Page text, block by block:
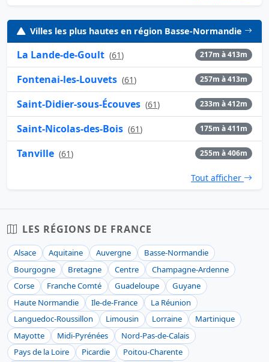
Villes les plus hautes en région Basse-Normandie
La Lande-de-Goult (61) 217m à 413m
Fontenai-les-Louvets (61) 257m à 413m
Saint-Didier-sous-Écouves (61) 233m à 412m
Saint-Nicolas-des-Bois (61) 175m à 411m
Tanville (61) 255m à 406m
Tout afficher
LES RÉGIONS DE FRANCE
Alsace Aquitaine Auvergne
Basse-Normandie
Bourgogne
Bretagne Centre
Champagne-Ardenne
Corse
Franche Comté Guadeloupe
Guyane
Haute Normandie
Ile-de-France
La Réunion
Languedoc-Roussillon
Limousin Lorraine
Martinique
Mayotte
Midi-Pyrénées
Nord-Pas-de-Calais
Pays de la Loire
Picardie
Poitou-Charente